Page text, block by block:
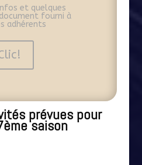
et quelques
fourni à
adhérents
prévues pour
saison